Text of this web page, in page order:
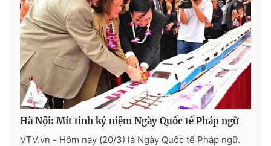
® Cấm sao chép dưới mọi hình thức nếu không có sự chấp
thuận bằng văn bản. Ghi rõ nguồn VTV.vn khi phát hành lại
thông tin từ website này.
Hà Nội: Mít tinh kỷ niệm Ngày Quốc tế Pháp ngữ
VTV.vn - Hôm nay (20/3) là Ngày Quốc tế Pháp ngữ.